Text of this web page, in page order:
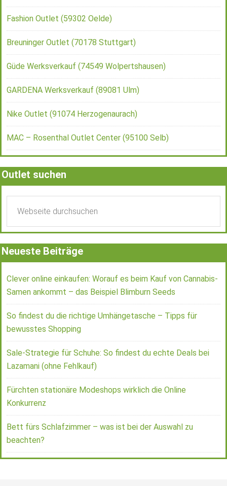
Fashion Outlet (59302 Oelde)
Breuninger Outlet (70178 Stuttgart)
Güde Werksverkauf (74549 Wolpertshausen)
GARDENA Werksverkauf (89081 Ulm)
Nike Outlet (91074 Herzogenaurach)
MAC – Rosenthal Outlet Center (95100 Selb)
Outlet suchen
Neueste Beiträge
Clever online einkaufen: Worauf es beim Kauf von Cannabis-
Samen ankommt – das Beispiel Blimburn Seeds
So findest du die richtige Umhängetasche – Tipps für
bewusstes Shopping
Sale-Strategie für Schuhe: So findest du echte Deals bei
Lazamani (ohne Fehlkauf)
Fürchten stationäre Modeshops wirklich die Online
Konkurrenz
Bett fürs Schlafzimmer – was ist bei der Auswahl zu
beachten?